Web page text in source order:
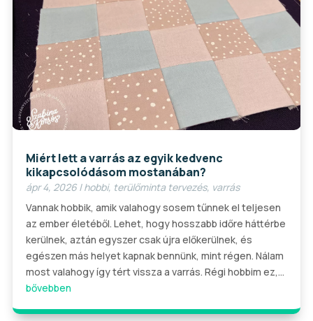
Miért lett a varrás az egyik kedvenc
kikapcsolódásom mostanában?
ápr 4, 2026|hobbi, terülőminta tervezés, varrás
Vannak hobbik, amik valahogy sosem tűnnek el teljesen
az ember életéből. Lehet, hogy hosszabb időre háttérbe
kerülnek, aztán egyszer csak újra előkerülnek, és
egészen más helyet kapnak bennünk, mint régen. Nálam
most valahogy így tért vissza a varrás. Régi hobbim ez,...
bővebben